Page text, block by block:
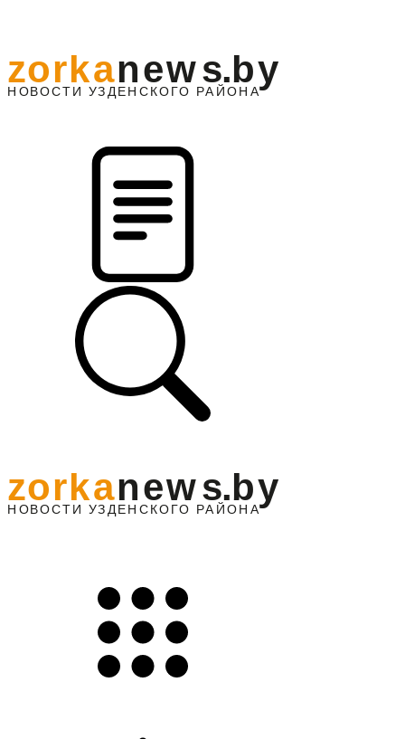
НО ВОСТИ УЗДЕНС КО ГО РАЙОНА
zorkanews.by